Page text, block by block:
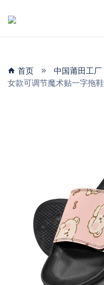
首页 中国莆田工厂
女款可调节魔术贴一字拖鞋